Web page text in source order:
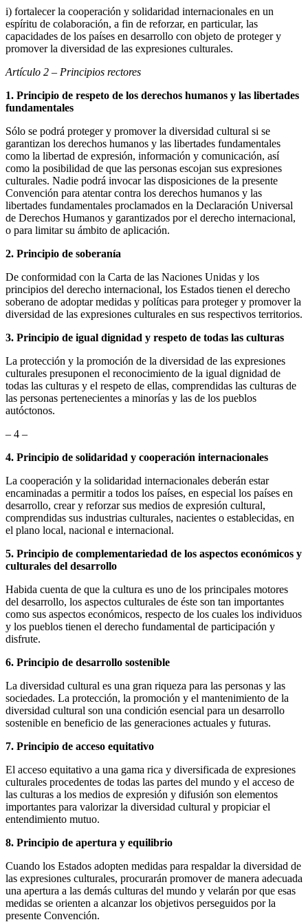
i) fortalecer la cooperación y solidaridad internacionales en un
espíritu de colaboración, a fin de reforzar, en particular, las
capacidades de los países en desarrollo con objeto de proteger y
promover la diversidad de las expresiones culturales.
Artículo 2 – Principios rectores
1. Principio de respeto de los derechos humanos y las libertades
fundamentales
Sólo se podrá proteger y promover la diversidad cultural si se
garantizan los derechos humanos y las libertades fundamentales
como la libertad de expresión, información y comunicación, así
como la posibilidad de que las personas escojan sus expresiones
culturales. Nadie podrá invocar las disposiciones de la presente
Convención para atentar contra los derechos humanos y las
libertades fundamentales proclamados en la Declaración Universal
de Derechos Humanos y garantizados por el derecho internacional,
o para limitar su ámbito de aplicación.
2. Principio de soberanía
De conformidad con la Carta de las Naciones Unidas y los
principios del derecho internacional, los Estados tienen el derecho
soberano de adoptar medidas y políticas para proteger y promover la
diversidad de las expresiones culturales en sus respectivos territorios.
3. Principio de igual dignidad y respeto de todas las culturas
La protección y la promoción de la diversidad de las expresiones
culturales presuponen el reconocimiento de la igual dignidad de
todas las culturas y el respeto de ellas, comprendidas las culturas de
las personas pertenecientes a minorías y las de los pueblos
autóctonos.
– 4 –
4. Principio de solidaridad y cooperación internacionales
La cooperación y la solidaridad internacionales deberán estar
encaminadas a permitir a todos los países, en especial los países en
desarrollo, crear y reforzar sus medios de expresión cultural,
comprendidas sus industrias culturales, nacientes o establecidas, en
el plano local, nacional e internacional.
5. Principio de complementariedad de los aspectos económicos y
culturales del desarrollo
Habida cuenta de que la cultura es uno de los principales motores
del desarrollo, los aspectos culturales de éste son tan importantes
como sus aspectos económicos, respecto de los cuales los individuos
y los pueblos tienen el derecho fundamental de participación y
disfrute.
6. Principio de desarrollo sostenible
La diversidad cultural es una gran riqueza para las personas y las
sociedades. La protección, la promoción y el mantenimiento de la
diversidad cultural son una condición esencial para un desarrollo
sostenible en beneficio de las generaciones actuales y futuras.
7. Principio de acceso equitativo
El acceso equitativo a una gama rica y diversificada de expresiones
culturales procedentes de todas las partes del mundo y el acceso de
las culturas a los medios de expresión y difusión son elementos
importantes para valorizar la diversidad cultural y propiciar el
entendimiento mutuo.
8. Principio de apertura y equilibrio
Cuando los Estados adopten medidas para respaldar la diversidad de
las expresiones culturales, procurarán promover de manera adecuada
una apertura a las demás culturas del mundo y velarán por que esas
medidas se orienten a alcanzar los objetivos perseguidos por la
presente Convención.